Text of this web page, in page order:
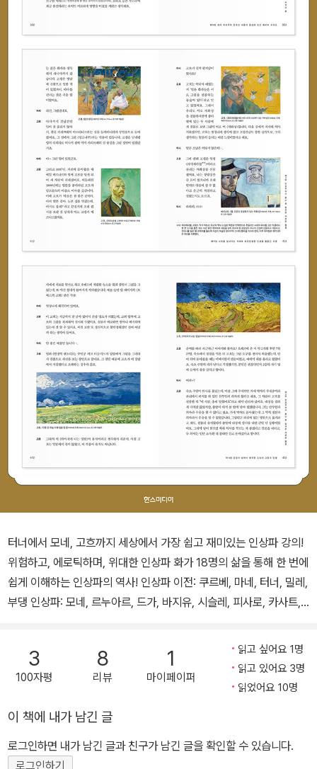
터너에서 모네, 고흐까지 세상에서 가장 쉽고 재미있는 인상파 강의!
위험하고, 에로틱하며, 위대한 인상파 화가 18명의 삶을 통해 한 번에
쉽게 이해하는 인상파의 역사! 인상파 이전: 쿠르베, 마네, 터너, 밀레,
부댕 인상파: 모네, 르누아르, 드가, 바지유, 시슬레, 피사로, 카사트,
미술사 베스트 1위 저자 유튜브 구독자 수 66만 돌파 500여 컷의 그
림 자료 수록 인상파의 탄생부터 인상파의 절정기, 그리고 포스트 인
상파의 새로운 물결까지 인상파의 역사를 한 권으로 읽는다! 이 책은
다 고로의 어른을 위한 교양 강좌’에서 인상주의와 그 계보를 잇는 화
가들을 소개한 영상들을 정리한 내용을 담고 있다. 영국에서 한발 앞
서 인상주의를 개척한 ‘터너’를 시작으로, 프랑스 인상파에 직접적인
3
100자평
8
리뷰
1
마이페이퍼
읽고 싶어요 1명
읽고 있어요 3명
읽었어요 10명
이 책에 내가 남긴 글
로그인하면 내가 남긴 글과 친구가 남긴 글을 확인할 수 있습니다.
로그인하기